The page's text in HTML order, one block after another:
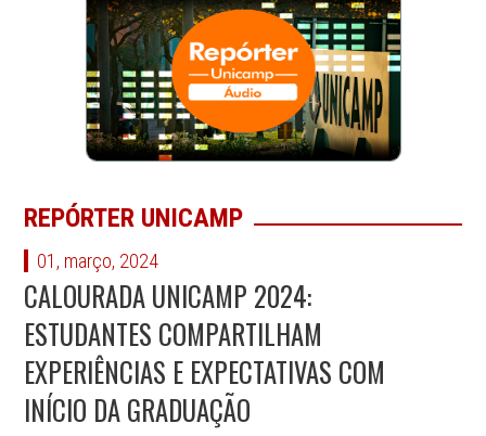
REPÓRTER UNICAMP
01, março, 2024
CALOURADA UNICAMP 2024:
ESTUDANTES COMPARTILHAM
EXPERIÊNCIAS E EXPECTATIVAS COM
INÍCIO DA GRADUAÇÃO